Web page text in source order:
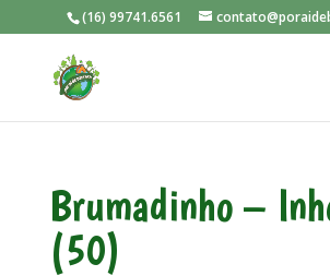
(16) 99741.6561
Brumadinho –
(50)